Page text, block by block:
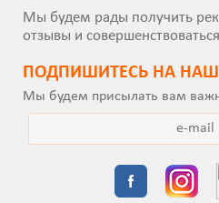
Мы будем рады получить
отзывы и
ПОДПИШИТEСЬ НА
Мы будем присылать вам